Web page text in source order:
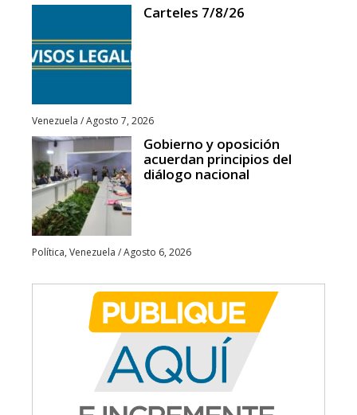
Carteles 7/8/26
Venezuela /Agosto 7, 2026
Gobierno y oposición
acuerdan principios del
diálogo nacional
Política, Venezuela /Agosto 6, 2026